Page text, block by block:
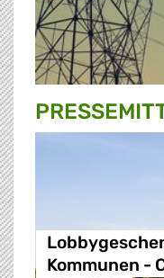
Kommunen -